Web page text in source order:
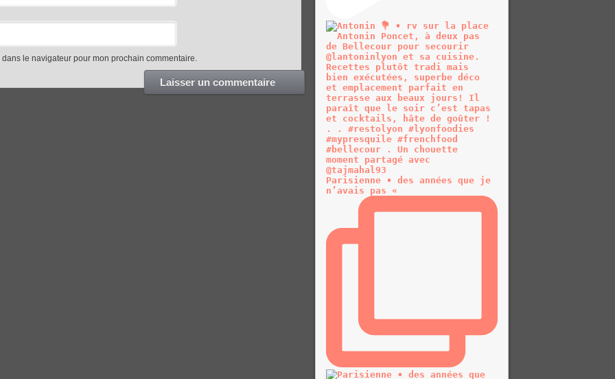
le navigateur pour mon prochain commentaire.
Parisienne • des années que je
n’avais pas «